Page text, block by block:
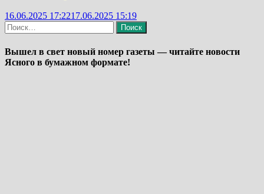
16.06.2025 17:2217.06.2025 15:19
Найти:
Вышел в свет новый номер газеты — читайте новости
Ясного в бумажном формате!